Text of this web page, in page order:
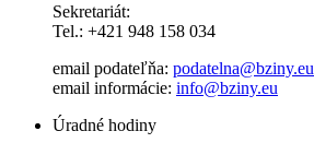
Sekretariát:
Tel.: +421 948 158 034
email podateľňa: podatelna@bziny.eu
email informácie: info@bziny.eu
Úradné hodiny